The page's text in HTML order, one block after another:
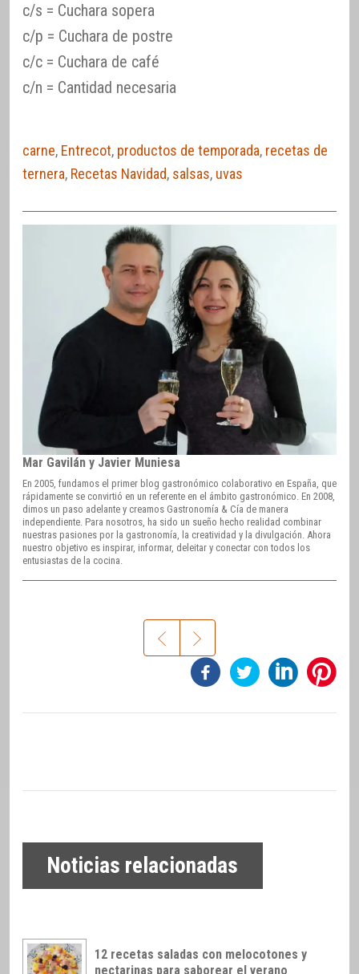
c/s = Cuchara sopera
c/p = Cuchara de postre
c/c = Cuchara de café
c/n = Cantidad necesaria
carne, Entrecot, productos de temporada, recetas de
ternera, Recetas Navidad, salsas, uvas
Mar Gavilán y Javier Muniesa
En 2005, fundamos el primer blog gastronómico colaborativo en España, que
rápidamente se convirtió en un referente en el ámbito gastronómico. En 2008,
dimos un paso adelante y creamos Gastronomía & Cía de manera
independiente. Para nosotros, ha sido un sueño hecho realidad combinar
nuestras pasiones por la gastronomía, la creatividad y la divulgación. Ahora
nuestro objetivo es inspirar, informar, deleitar y conectar con todos los
entusiastas de la cocina.
Noticias relacionadas
12 recetas saladas con melocotones y
nectarinas para saborear el verano